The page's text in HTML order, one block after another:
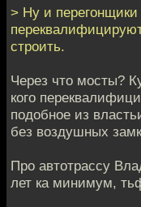
> Ну и
строить.
Через что мосты?
кого
подобное из
без воздушных
Про автотрассу
лет ка минимум,